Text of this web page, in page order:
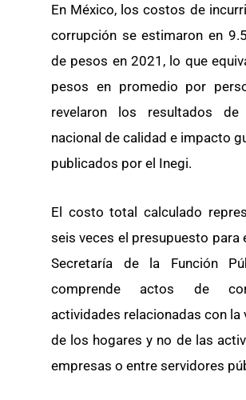
En México, los costos de
corrupción se estimaron en
de pesos en 2021, lo que
pesos en promedio por
revelaron los resultados de
nacional de calidad e impacto
publicados por el Inegi.
El costo total calculado
seis veces el presupuesto para
Secretaría de la Función
comprende actos de
actividades relacionadas con la
de los hogares y no de las
empresas o entre servidores